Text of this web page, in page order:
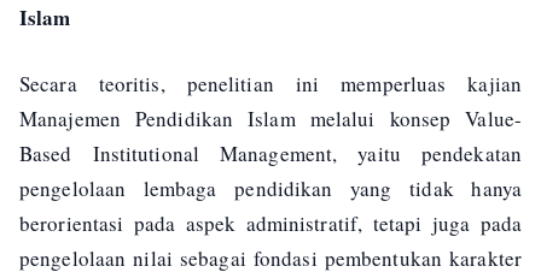
Islam
Secara teoritis, penelitian ini memperluas kajian
Manajemen Pendidikan Islam melalui konsep Value-
Based Institutional Management, yaitu pendekatan
pengelolaan lembaga pendidikan yang tidak hanya
berorientasi pada aspek administratif, tetapi juga pada
pengelolaan nilai sebagai fondasi pembentukan karakter